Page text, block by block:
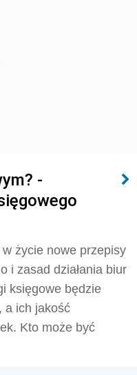
-
życie nowe przepisy
i zasad działania biur
księgowe będzie
a ich jakość
Kto może być